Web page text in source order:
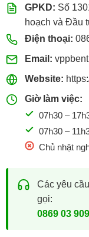
Đặt mua online
Đặt mua qua
GPKD: Số
hoạch và Đầu
Điện thoại:
Email:
Website:
Giờ làm việc:
07h30 –
07h30 –
Chủ nhật
Các yêu
gọi:
0869 03